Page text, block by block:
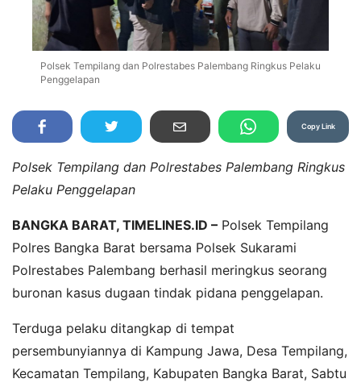
Polsek Tempilang dan Polrestabes Palembang Ringkus Pelaku
Penggelapan
Copy Link
Polsek Tempilang dan Polrestabes Palembang Ringkus
Pelaku Penggelapan
BANGKA BARAT, TIMELINES.ID – Polsek Tempilang
Polres Bangka Barat bersama Polsek Sukarami
Polrestabes Palembang berhasil meringkus seorang
buronan kasus dugaan tindak pidana penggelapan.
Terduga pelaku ditangkap di tempat
persembunyiannya di Kampung Jawa, Desa Tempilang,
Kecamatan Tempilang, Kabupaten Bangka Barat, Sabtu